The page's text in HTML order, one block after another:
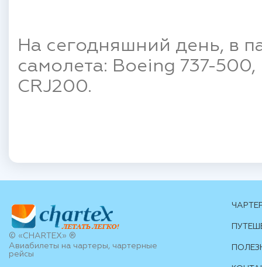
На сегодняшний день, в
самолета: Boeing 737-
CRJ200.
© «CHARTEX» ®
Авиабилеты на чартеры, чартерные
рейсы